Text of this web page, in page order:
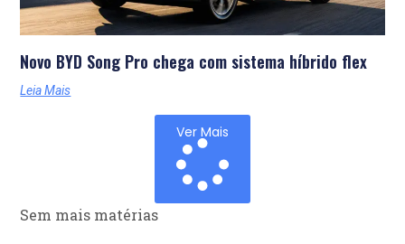
Novo BYD Song Pro chega com sistema híbrido flex
Leia Mais
Ver Mais
Sem mais matérias